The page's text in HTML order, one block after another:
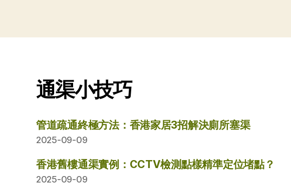
通渠小技巧
管道疏通終極方法：香港家居3招解決廁所塞渠
2025-09-09
香港舊樓通渠實例：CCTV檢測點樣精準定位堵點？
2025-09-09